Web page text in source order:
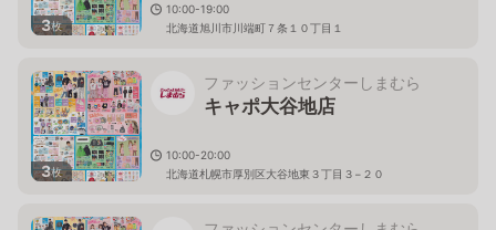
3枚
10:00-19:00
北海道旭川市川端町７条１０丁目１
3枚
ファッションセンターしまむら
キャポ大谷地店
10:00-20:00
北海道札幌市厚別区大谷地東３丁目３−２０